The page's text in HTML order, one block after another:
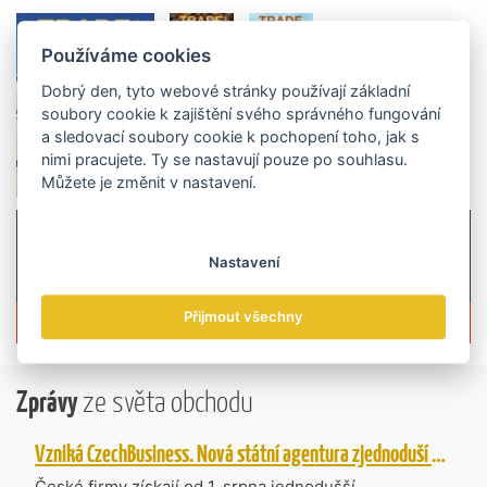
Více informací o časopisu »
Zprávyze světa obchodu
Vzniká CzechBusiness. Nová státní agentura zjednoduší podporu českých firem
Používáme cookies
Dobrý den, tyto webové stránky používají základní
soubory cookie k zajištění svého správného fungování
a sledovací soubory cookie k pochopení toho, jak s
nimi pracujete. Ty se nastavují pouze po souhlasu.
Můžete je změnit v nastavení.
Nastavení
Přijmout všechny